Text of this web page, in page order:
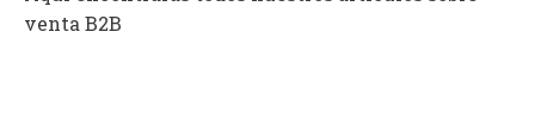
venta B2B